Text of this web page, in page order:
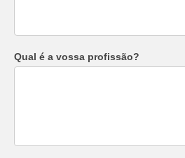
Qual é a vossa profissão?